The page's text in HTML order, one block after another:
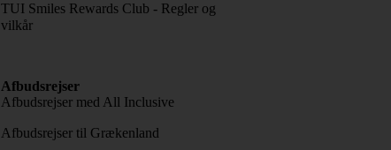
TUI Smiles Rewards Club - Regler og
vilkår
Afbudsrejser
Afbudsrejser med All Inclusive
Afbudsrejser til Grækenland